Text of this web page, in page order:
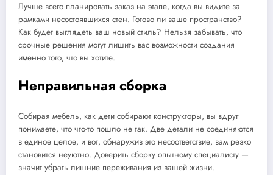
Лучше всего планировать заказ на этапе, когда вы видите за
рамками несостоявшихся стен. Готово ли ваше пространство?
Как будет выглядеть ваш новый стиль? Нельзя забывать, что
срочные решения могут лишить вас возможности создания
именно того, что вы хотите.
Неправильная сборка
Собирая мебель, как дети собирают конструкторы, вы вдруг
понимаете, что что-то пошло не так. Две детали не соединяются
в единое целое, и вот, обнаружив это несоответствие, вам резко
становится неуютно. Доверить сборку опытному специалисту —
значит убрать лишние переживания из вашей жизни.